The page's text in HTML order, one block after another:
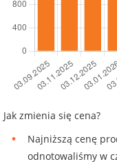
Jak zmienia się cena?
Najniższą cenę
odnotowaliśmy w